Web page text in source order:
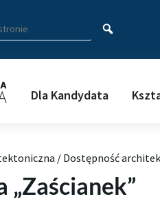
aby wyszukać
Dla Kandydata
/ Dostępność